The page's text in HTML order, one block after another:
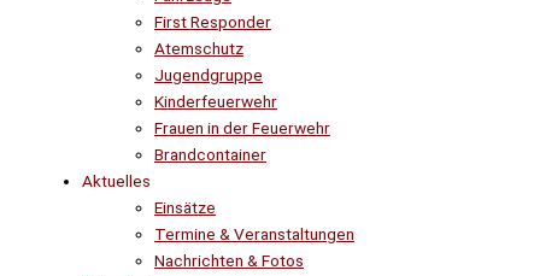
First Responder
Atemschutz
Jugendgruppe
Kinderfeuerwehr
Frauen in der Feuerwehr
Brandcontainer
Aktuelles
Einsätze
Termine & Veranstaltungen
Nachrichten & Fotos